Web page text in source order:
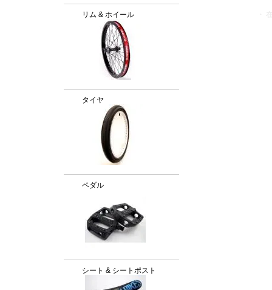
リム & ホイール
タイヤ
ペダル
シート & シートポスト